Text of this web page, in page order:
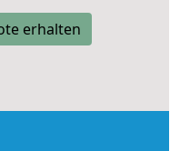
erhalten